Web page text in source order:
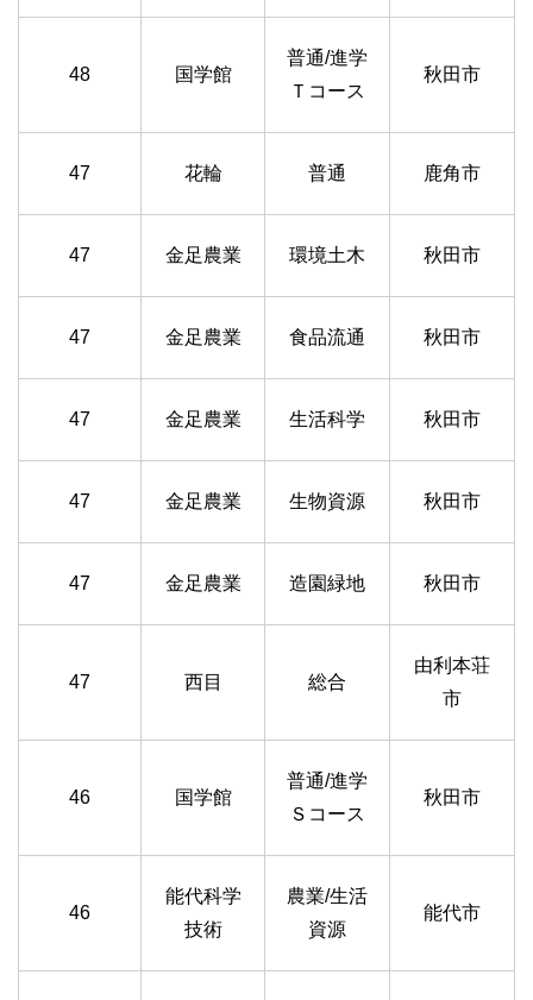
48 国学館
普通/進学
Ｔコース
秋田市
47 花輪 普通 鹿角市
47 金足農業 環境土木 秋田市
47 金足農業 食品流通 秋田市
47 金足農業 生活科学 秋田市
47 金足農業 生物資源 秋田市
47 金足農業 造園緑地 秋田市
47 西目 総合
由利本荘
市
46 国学館
普通/進学
Ｓコース
秋田市
46
能代科学
技術
農業/生活
資源
能代市